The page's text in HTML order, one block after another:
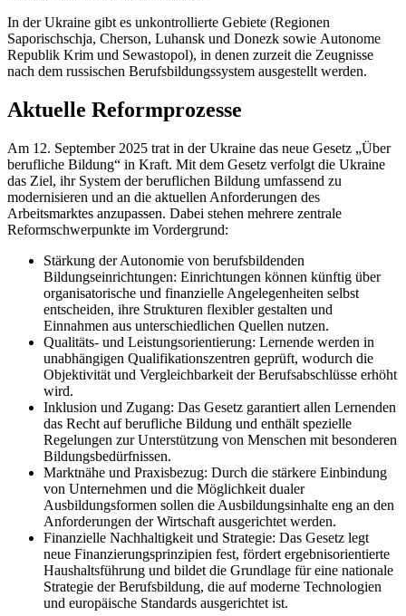
In der Ukraine gibt es unkontrollierte Gebiete (Regionen
Saporischschja, Cherson, Luhansk und Donezk sowie Autonome
Republik Krim und Sewastopol), in denen zurzeit die Zeugnisse
nach dem russischen Berufsbildungssystem ausgestellt werden.
Aktuelle Reformprozesse
Am 12. September 2025 trat in der Ukraine das neue Gesetz „Über
berufliche Bildung“ in Kraft. Mit dem Gesetz verfolgt die Ukraine
das Ziel, ihr System der beruflichen Bildung umfassend zu
modernisieren und an die aktuellen Anforderungen des
Arbeitsmarktes anzupassen. Dabei stehen mehrere zentrale
Reformschwerpunkte im Vordergrund:
Stärkung der Autonomie von berufsbildenden
Bildungseinrichtungen: Einrichtungen können künftig über
organisatorische und finanzielle Angelegenheiten selbst
entscheiden, ihre Strukturen flexibler gestalten und
Einnahmen aus unterschiedlichen Quellen nutzen.
Qualitäts- und Leistungsorientierung: Lernende werden in
unabhängigen Qualifikationszentren geprüft, wodurch die
Objektivität und Vergleichbarkeit der Berufsabschlüsse erhöht
wird.
Inklusion und Zugang: Das Gesetz garantiert allen Lernenden
das Recht auf berufliche Bildung und enthält spezielle
Regelungen zur Unterstützung von Menschen mit besonderen
Bildungsbedürfnissen.
Marktnähe und Praxisbezug: Durch die stärkere Einbindung
von Unternehmen und die Möglichkeit dualer
Ausbildungsformen sollen die Ausbildungsinhalte eng an den
Anforderungen der Wirtschaft ausgerichtet werden.
Finanzielle Nachhaltigkeit und Strategie: Das Gesetz legt
neue Finanzierungsprinzipien fest, fördert ergebnisorientierte
Haushaltsführung und bildet die Grundlage für eine nationale
Strategie der Berufsbildung, die auf moderne Technologien
und europäische Standards ausgerichtet ist.